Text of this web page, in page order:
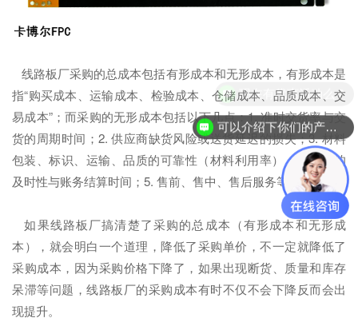
线路板厂采购的总成本包括有形成本和无形成本，有形成本是
指“购买成本、运输成本、检验成本、仓储成本、品质成本、交
易成本”；而采购的无形成本包括以下几点：1. 准时交货率与交
货的周期时间；2. 供应商缺货风险或送货延迟的损失；3. 材料
包装、标识、运输、品质的可靠性（材料利用率）；4. 单据的
及时性与账务结算时间；5. 售前、售中、售后服务等。
如果线路板厂搞清楚了采购的总成本（有形成本和无形成
本），就会明白一个道理，降低了采购单价，不一定就降低了
采购成本，因为采购价格下降了，如果出现断货、质量和库存
呆滞等问题，线路板厂的采购成本有时不仅不会下降反而会出
现提升。
可以介绍下你们的产品么？
现在有优惠活动么？